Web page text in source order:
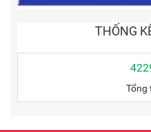
THỐNG
Tổng